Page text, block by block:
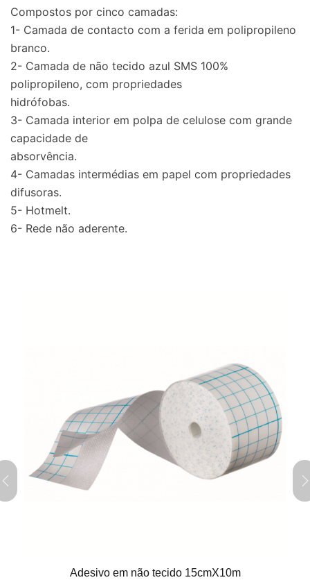
Compostos por cinco camadas:
1- Camada de contacto com a ferida em polipropileno
branco.
2- Camada de não tecido azul SMS 100%
polipropileno, com propriedades
hidrófobas.
3- Camada interior em polpa de celulose com grande
capacidade de
absorvência.
4- Camadas intermédias em papel com propriedades
difusoras.
5- Hotmelt.
6- Rede não aderente.
Adesivo em não tecido 15cmX10m